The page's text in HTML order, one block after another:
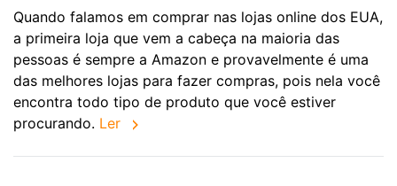
Quando falamos em comprar nas lojas online dos EUA,
a primeira loja que vem a cabeça na maioria das
pessoas é sempre a Amazon e provavelmente é uma
das melhores lojas para fazer compras, pois nela você
encontra todo tipo de produto que você estiver
procurando. Ler